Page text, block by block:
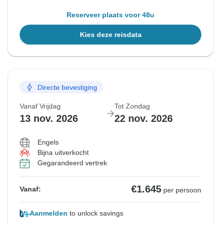
Reserveer plaats voor 48u
Kies deze reisdata
Directe bevestiging
Vanaf Vrijdag
13 nov. 2026
Tot Zondag
22 nov. 2026
Engels
Bijna uitverkocht
Gegarandeerd vertrek
Vanaf: €1.645 per persoon
Aanmelden to unlock savings